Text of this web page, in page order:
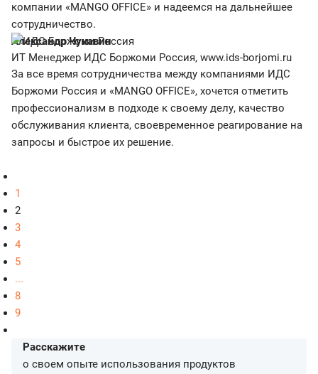
компании «MANGO OFFICE» и надеемся на дальнейшее
сотрудничество.
Александр Чукавин
ИТ Менеджер ИДС Боржоми Россия, www.ids-borjomi.ru
За все время сотрудничества между компаниями ИДС
Боржоми Россия и «MANGO OFFICE», хочется отметить
профессионализм в подходе к своему делу, качество
обслуживания клиента, своевременное реагирование на
запросы и быстрое их решение.
1
2
3
4
5
...
8
9
Расскажите
о своем опыте использования продуктов